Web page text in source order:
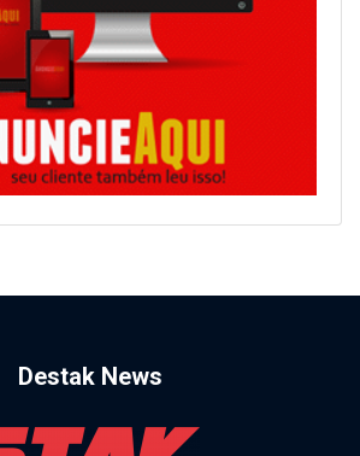
Destak News